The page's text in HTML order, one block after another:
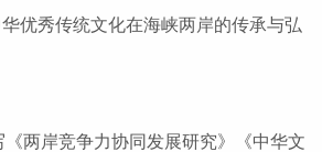
优秀传统文化在海峡两岸的传承与弘
两岸竞争力协同发展研究》《中华文